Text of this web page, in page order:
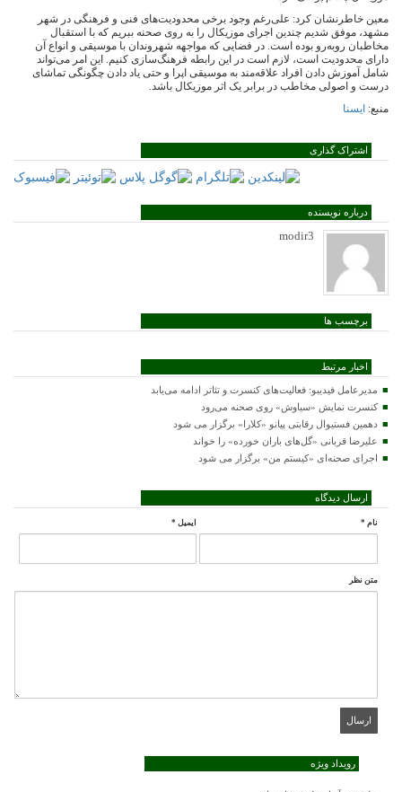
معین خاطرنشان کرد: علی‌رغم وجود برخی محدودیت‌های فنی و فرهنگی در شهر
مشهد، موفق شدیم چندین اجرای موزیکال را به روی صحنه ببریم که با استقبال
مخاطبان روبه‌رو بوده است. در فضایی که مواجهه شهروندان با موسیقی و انواع آن
دارای محدودیت است، لازم است در این رابطه فرهنگ‌سازی کنیم. این امر می‌تواند
شامل آموزش دادن افراد علاقه‌مند به موسیقی اپرا و حتی یاد دادن چگونگی تماشای
درست و اصولی مخاطب در برابر یک اثر موزیکال باشد.
منبع: ایسنا
اشتراک گذاری
درباره نویسنده
modir3
برچسب ها
اخبار مرتبط
مدیرعامل فیدیبو: فعالیت‌های کنسرت و تئاتر ادامه می‌یابد
کنسرت‌ نمایش «سیاوش» روی صحنه می‌رود
دهمین فستیوال رقابتی پیانو «کلارا» برگزار می شود
علیرضا قربانی «گل‌های باران خورده» را خواند
اجرای صحنه‌ای «کیستم من» برگزار می شود
ارسال دیدگاه
نام * ایمیل *
متن نظر
رویداد ویژه